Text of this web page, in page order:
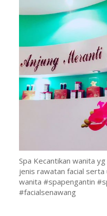
Spa Kecantikan wanita
jenis rawatan facial
wanita #spapengantin
#facialsenawang